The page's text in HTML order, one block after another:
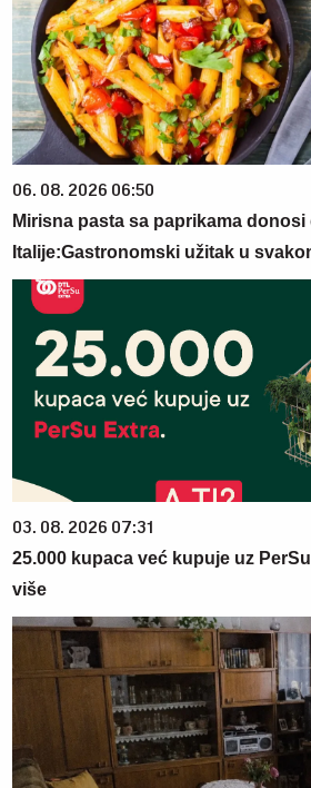
06. 08. 2026 06:50
Mirisna pasta sa paprikama donosi
Italije:Gastronomski užitak u
03. 08. 2026 07:31
25.000 kupaca već kupuje uz
više